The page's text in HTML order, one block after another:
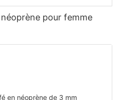
pour femme